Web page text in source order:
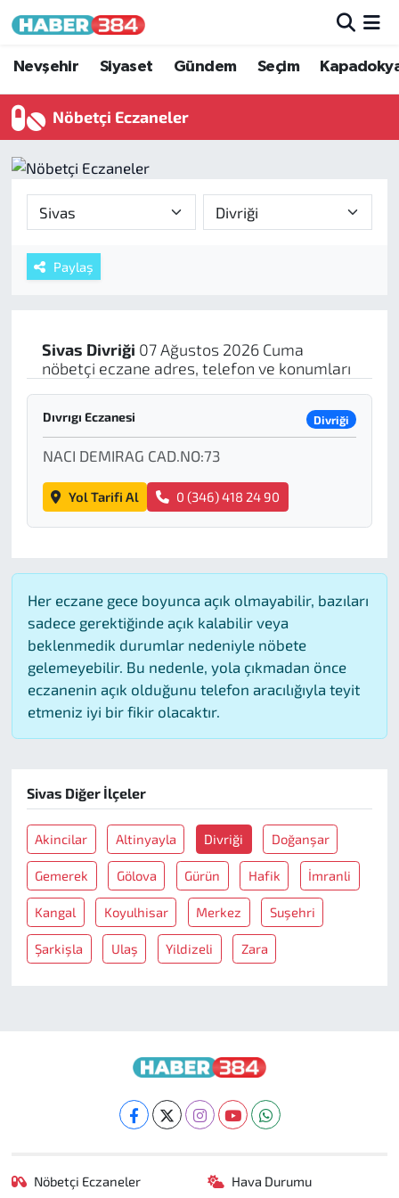
Nevşehir Siyaset Gündem Seçim
Nöbetçi Eczaneler
Paylaş
Sivas Divriği 07 Ağustos 2026 Cuma
nöbetçi eczane adres, telefon ve konumları
Dıvrıgı Eczanesi Divriği
NACI DEMIRAG CAD.NO:73
Yol Tarifi Al 0 (346) 418 24 90
Her eczane gece boyunca açık olmayabilir, bazıları
sadece gerektiğinde açık kalabilir veya
beklenmedik durumlar nedeniyle nöbete
gelemeyebilir. Bu nedenle, yola çıkmadan önce
eczanenin açık olduğunu telefon aracılığıyla teyit
etmeniz iyi bir fikir olacaktır.
Sivas Diğer İlçeler
Akincilar Altinyayla Divriği Doğanşar
Gemerek Gölova Gürün Hafik İmranli
Kangal Koyulhisar Merkez Suşehri
Şarkişla Ulaş Yildizeli Zara
Nöbetçi Eczaneler Hava Durumu
Nöbetçi Eczaneler
Hava Durumu
Trafik Durumu
Süper Lig Puan Durumu ve Fikstür
Tüm Manşetler
Haber Arşivi